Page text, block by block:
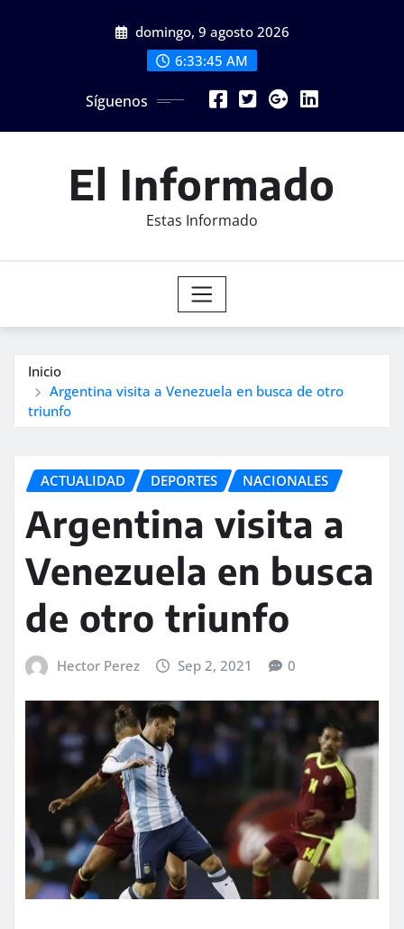
domingo, 9 agosto 2026
6:33:47 AM
Síguenos
El Informado
Estas Informado
Inicio
Argentina visita a Venezuela en busca de otro
triunfo
ACTUALIDAD DEPORTES NACIONALES
Argentina visita a
Venezuela en busca
de otro triunfo
Hector Perez Sep 2, 2021 0